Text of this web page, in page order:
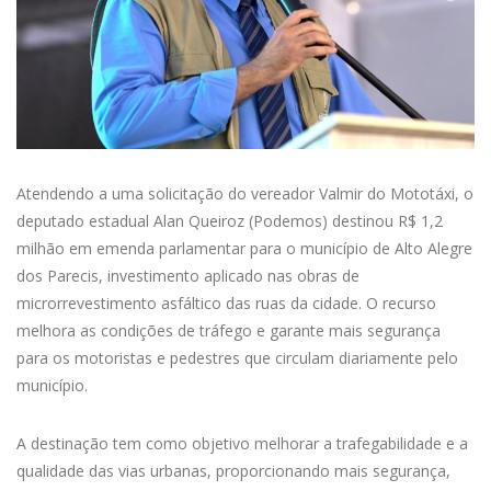
Atendendo a uma solicitação do vereador Valmir do Mototáxi, o
deputado estadual Alan Queiroz (Podemos) destinou R$ 1,2
milhão em emenda parlamentar para o município de Alto Alegre
dos Parecis, investimento aplicado nas obras de
microrrevestimento asfáltico das ruas da cidade. O recurso
melhora as condições de tráfego e garante mais segurança
para os motoristas e pedestres que circulam diariamente pelo
município.
A destinação tem como objetivo melhorar a trafegabilidade e a
qualidade das vias urbanas, proporcionando mais segurança,